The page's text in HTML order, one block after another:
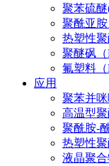
聚苯硫醚
聚酰亚
热塑性
聚醚砜（
氟塑料
应用
聚苯并
高温型
聚酰胺-
热塑性
液晶聚